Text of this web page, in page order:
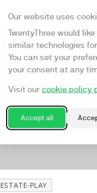
ESTATE-PLAY